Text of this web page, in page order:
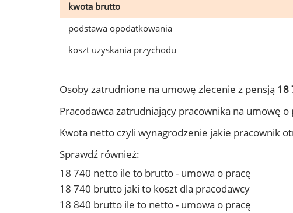
kwota brutto
podstawa opodatkowania
koszt uzyskania przychodu
Osoby zatrudnione na umowę zlecenie z pensją 18
Pracodawca zatrudniający pracownika na umowę
Kwota netto czyli wynagrodzenie jakie pracownik
Sprawdź również:
18 740 netto ile to brutto - umowa o pracę
18 740 brutto jaki to koszt dla pracodawcy
18 840 brutto ile to netto - umowa o pracę